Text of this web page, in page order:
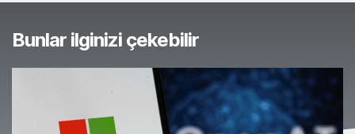
Bunlar ilginizi çekebilir